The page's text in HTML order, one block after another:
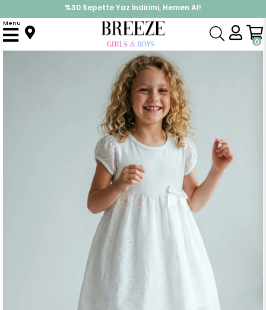
%30 Sepette Yaz İndirimi, Hemen Al!
İndirimlere ek %10 İndirimi Kap, Hemen Üye Ol!
0
Menu
Anasayfa Elbise Modelleri Yazlık Elbise Kız Çocuk Kısa Kollu Elbise Etek Ucu Fisto Çiçek Nakışlı Fiyonk Detaylı Ekru (5-10 Yaş)